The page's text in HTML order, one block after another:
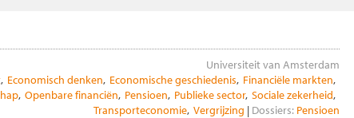
Universiteit van Amsterdam
Economisch denken Economische geschiedenis Financiële markten
Openbare financiën Pensioen Publieke sector Sociale zekerheid
Transporteconomie Vergrijzing Dossiers: Pensioen